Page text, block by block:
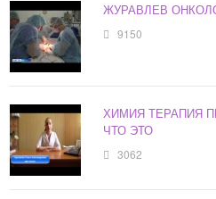
ЖУРАВЛЕВ
9150
ХИМИЯ ТЕРАПИЯ
ЧТО ЭТО
3062